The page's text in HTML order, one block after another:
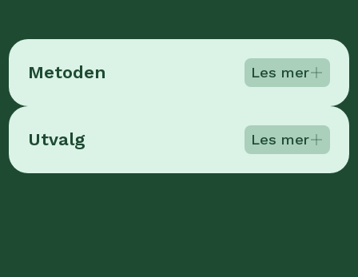
Metoden Les mer
Utvalg Les mer